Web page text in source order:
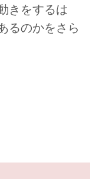
きをするは
るのかをさら